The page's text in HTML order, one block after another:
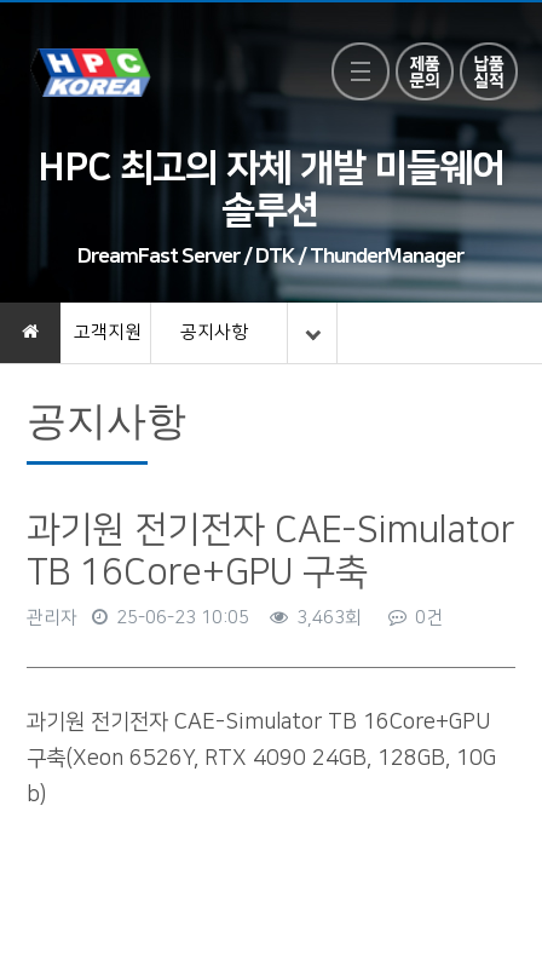
HPC 최고의 자체 개발 미들웨어
솔루션
DreamFast Server / DTK / ThunderManager
고객지원 공지사항
공지사항
과기원 전기전자 CAE-Simulator
TB 16Core+GPU 구축
관리자 25-06-23 10:05 3,463회 0건
과기원 전기전자 CAE-Simulator TB 16Core+GPU
구축(Xeon 6526Y, RTX 4090 24GB, 128GB, 10G
b)